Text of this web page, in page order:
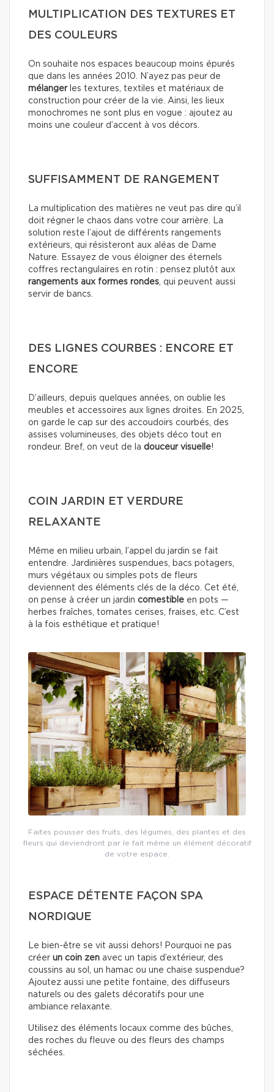
MULTIPLICATION DES TEXTURES ET
DES COULEURS
On souhaite nos espaces beaucoup moins épurés
que dans les années 2010. N’ayez pas peur de
mélangerles textures, textiles et matériaux de
construction pour créer de la vie. Ainsi, les lieux
monochromes ne sont plus en vogue : ajoutez au
moins une couleur d’accent à vos décors.
SUFFISAMMENT DE RANGEMENT
La multiplication des matières ne veut pas dire qu’il
doit régner le chaos dans votre cour arrière. La
solution reste l’ajout de différents rangements
extérieurs, qui résisteront aux aléas de Dame
Nature. Essayez de vous éloigner des éternels
coffres rectangulaires en rotin : pensez plutôt aux
rangements aux formes rondes, qui peuvent aussi
servir de bancs.
DES LIGNES COURBES : ENCORE ET
ENCORE
D’ailleurs, depuis quelques années, on oublie les
meubles et accessoires aux lignes droites. En 2025,
on garde le cap sur des accoudoirs courbés, des
assises volumineuses, des objets déco tout en
rondeur. Bref, on veut de la douceur visuelle!
COIN JARDIN ET VERDURE
RELAXANTE
Même en milieu urbain, l’appel du jardin se fait
entendre. Jardinières suspendues, bacs potagers,
murs végétaux ou simples pots de fleurs
deviennent des éléments clés de la déco. Cet été,
on pense à créer un jardin comestible en pots —
herbes fraîches, tomates cerises, fraises, etc. C’est
à la fois esthétique et pratique!
Faites pousser des fruits, des légumes, des plantes et des
fleurs qui deviendront par le fait même un élément décoratif
de votre espace.
ESPACE DÉTENTE FAÇON SPA
NORDIQUE
Le bien-être se vit aussi dehors! Pourquoi ne pas
créer un coin zen avec un tapis d’extérieur, des
coussins au sol, un hamac ou une chaise suspendue?
Ajoutez aussi une petite fontaine, des diffuseurs
naturels ou des galets décoratifs pour une
ambiance relaxante.
Utilisez des éléments locaux comme des bûches,
des roches du fleuve ou des fleurs des champs
séchées.